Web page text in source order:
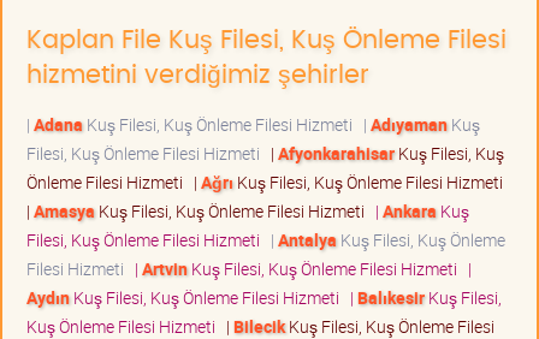
Kaplan File Kuş Filesi, Kuş Önleme Filesi
hizmetini verdiğimiz şehirler
| Adana Kuş Filesi, Kuş Önleme Filesi Hizmeti | AdıyamanKuş
Filesi, Kuş Önleme Filesi Hizmeti | AfyonkarahisarKuş Filesi, Kuş
Önleme Filesi Hizmeti | Ağrı Kuş Filesi, Kuş Önleme Filesi Hizmeti
| Amasya Kuş Filesi, Kuş Önleme Filesi Hizmeti | Ankara Kuş
Filesi, Kuş Önleme Filesi Hizmeti | Antalya Kuş Filesi, Kuş Önleme
Filesi Hizmeti | ArtvinKuş Filesi, Kuş Önleme Filesi Hizmeti |
AydınKuş Filesi, Kuş Önleme Filesi Hizmeti | BalıkesirKuş Filesi,
Kuş Önleme Filesi Hizmeti | BilecikKuş Filesi, Kuş Önleme Filesi